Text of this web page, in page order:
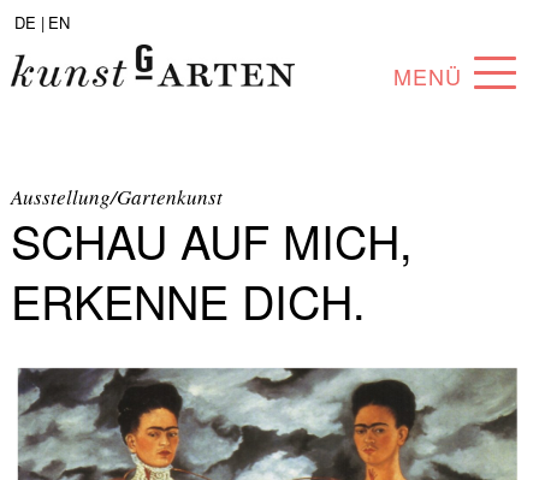
DE | EN
MENÜ
ABOUT
SAMMLUNG
KÜNSTLER*INNEN
PARTNER*INNEN
ANGEBOTE
Ausstellung/Gartenkunst
SCHAU AUF MICH,
ERKENNE DICH.